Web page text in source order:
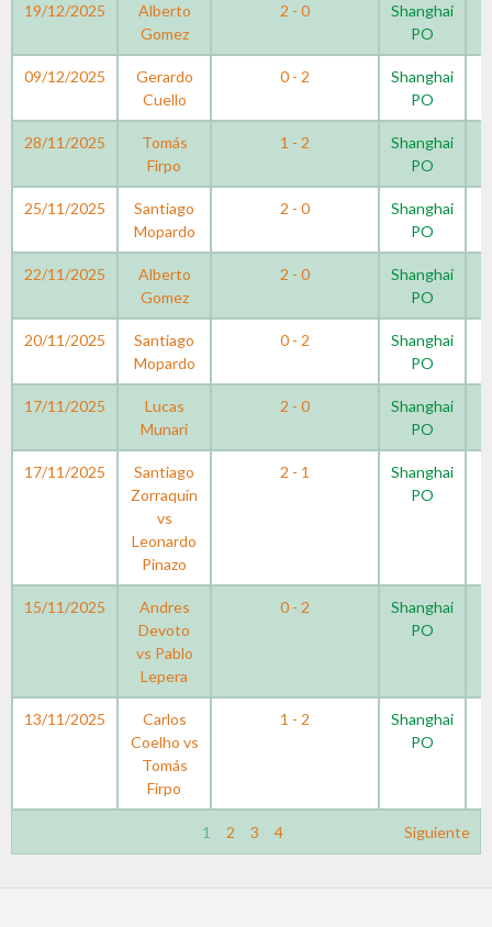
19/12/2025
Alberto
Gomez
2 - 0
Shanghai
PO
09/12/2025
Gerardo
Cuello
0 - 2
Shanghai
PO
28/11/2025
Tomás
Firpo
1 - 2
Shanghai
PO
25/11/2025
Santiago
Mopardo
2 - 0
Shanghai
PO
22/11/2025
Alberto
Gomez
2 - 0
Shanghai
PO
20/11/2025
Santiago
Mopardo
0 - 2
Shanghai
PO
17/11/2025
Lucas
Munari
2 - 0
Shanghai
PO
17/11/2025
Santiago
Zorraquin
vs
Leonardo
Pinazo
2 - 1
Shanghai
PO
15/11/2025
Andres
Devoto
vs Pablo
Lepera
0 - 2
Shanghai
PO
13/11/2025
Carlos
Coelho vs
Tomás
Firpo
1 - 2
Shanghai
PO
1 2 3 4 Siguiente